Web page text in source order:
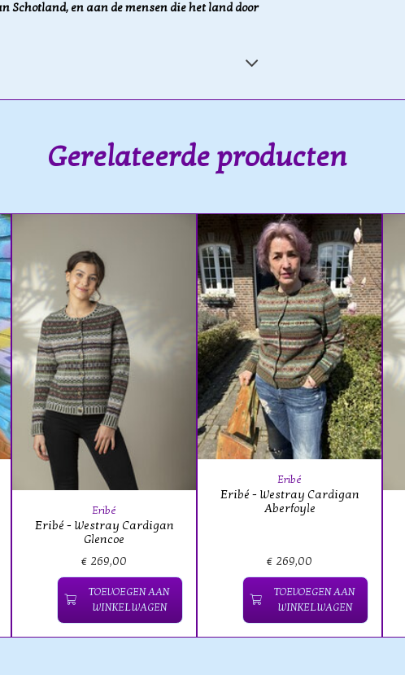
Schotland, en aan de mensen die het land door
Gerelateerde producten
Eribé
Eribé - Westray Cardigan
Glencoe
€ 269,00
TOEVOEGEN AAN
WINKELWAGEN
Eribé
Eribé - Westray Cardigan
Aberfoyle
€ 269,00
TOEVOEGEN AAN
WINKELWAGEN